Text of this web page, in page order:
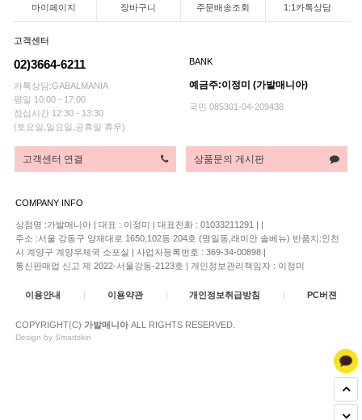
마이페이지 장바구니 주문배송조회 1:1카톡상담
고객센터
02)3664-6211
카톡상담:GABALMANIA
평일 10:00 - 17:00
점심시간 12:30 - 13:30
(토요일,일요일,공휴일 휴무)
BANK
예금주:이정미 (가발매니아)
국민 085301-04-209438
고객센터 연결 상품문의 게시판
COMPANY INFO
상점명 :가발매니아 대표 : 이정미 대표전화 : 01033211291
주소 :서울 강동구 양재대로 1650,102동 204호 (명일동,래미안 솔베뉴) 반품지:인천
시 계양구 계양우체국 소포실
사업자등록번호 : 369-34-00898
통신판매업 신고 제 2022-서울강동-2123호
개인정보관리책임자 : 이정미
이용안내 이용약관 개인정보취급방침 PC버젼
COPYRIGHT(C) 가발매니아 ALL RIGHTS RESERVED.